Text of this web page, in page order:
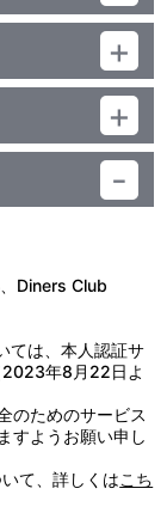
る！CD限定デザ
Diners Club
ては、本人認証サ
2023年8月22日よ
のためのサービス
すようお願い申し
て、詳しくはこち